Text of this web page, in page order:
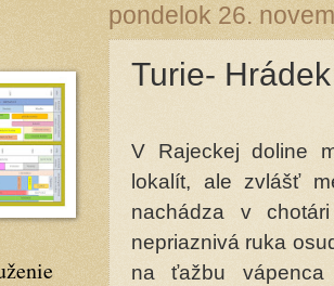
pondelok 26.
Turie- Hrádek
V Rajeckej doline
lokalít, ale zvlášť
nachádza v
nepriaznivá ruka
na ťažbu vápenca